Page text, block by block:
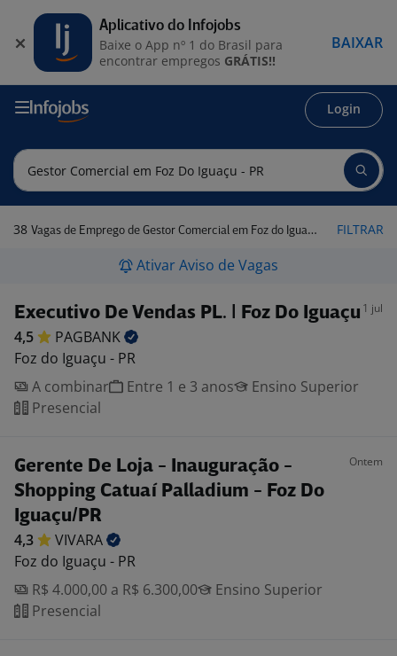
Login
38 Vagas de Emprego de Gestor Comercial em Foz do Iguaçu - PR FILTRAR
Ativar Aviso de Vagas
Executivo De Vendas PL. | Foz Do Iguaçu 1 jul
4,5
PAGBANK
Foz do Iguaçu - PR
A combinar
Entre 1 e 3 anos
Ensino Superior
Presencial
Gerente De Loja - Inauguração -
Shopping Catuaí Palladium - Foz Do
Iguaçu/PR
Ontem
4,3
VIVARA
Foz do Iguaçu - PR
R$ 4.000,00 a R$ 6.300,00
Ensino Superior
Presencial
Aplicativo do Infojobs
Baixe o App nº 1 do Brasil para
encontrar empregos GRÁTIS!!
BAIXAR